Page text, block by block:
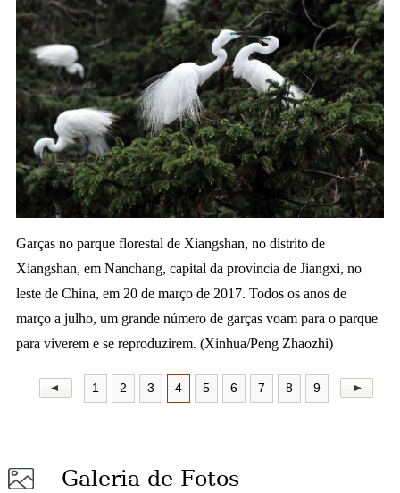
Garças no parque florestal de Xiangshan, no distrito de
Xiangshan, em Nanchang, capital da província de Jiangxi, no
leste de China, em 20 de março de 2017. Todos os anos de
março a julho, um grande número de garças voam para o parque
para viverem e se reproduzirem. (Xinhua/Peng Zhaozhi)
1 2 3 4 5 6 7 8 9
Galeria de Fotos